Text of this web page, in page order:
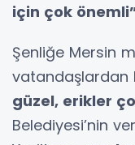
için çok
Şenliğe Mersin
vatandaşlardan
güzel, erikler
Belediyesi’nin